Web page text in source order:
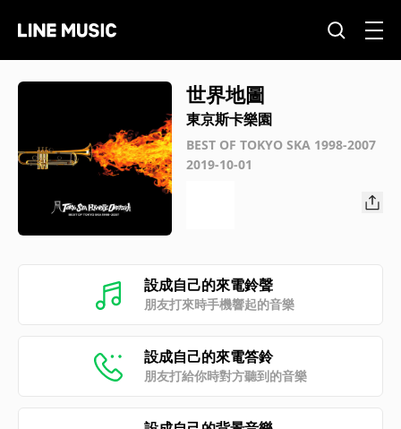
世界地圖
東京斯卡樂園
BEST OF TOKYO SKA 1998-2007
2019-10-01
設成自己的來電鈴聲
朋友打來時手機響起的音樂
設成自己的來電答鈴
朋友打給你時對方聽到的音樂